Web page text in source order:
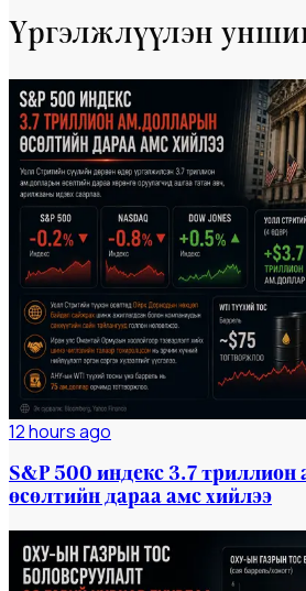
Үргэлжлүүлэн
Мэдээ#dailynews
12 hours ago
S&P 500 индекс 3.7
өсөлтийн дараа амс хийлээ
Мэдээ #dailynews